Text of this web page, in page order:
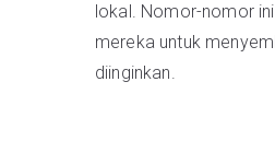
lokal. Nomor-nomor
mereka untuk
diinginkan.